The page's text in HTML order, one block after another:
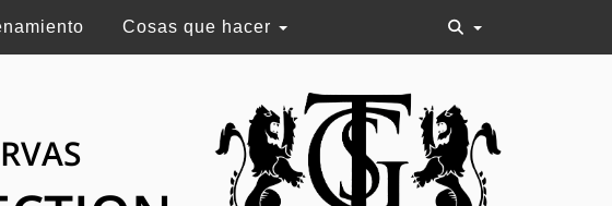
Cosas que hacer